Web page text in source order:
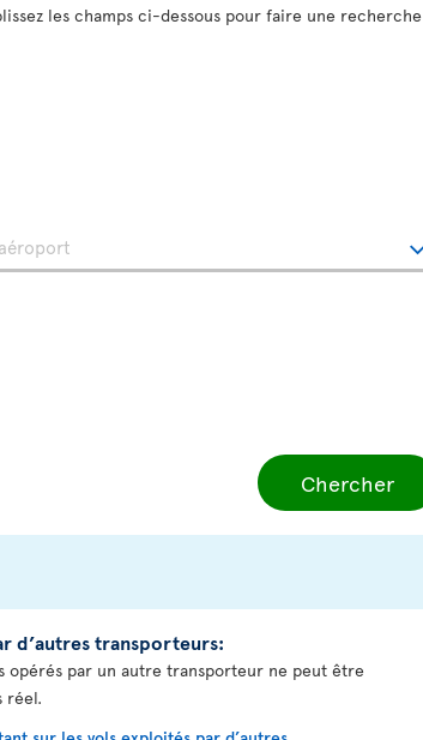
les champs ci-dessous pour faire une recherche
Chercher
d’autres transporteurs:
opérés par un autre transporteur ne peut être
réel.